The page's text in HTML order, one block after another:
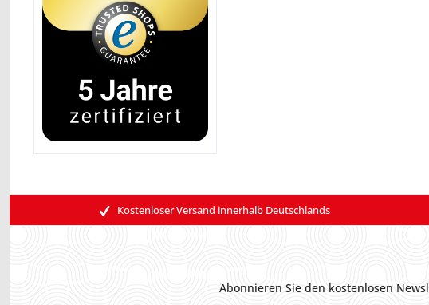
Kostenloser Versand innerhalb Deutschlands
Abonnieren Sie den kostenlosen